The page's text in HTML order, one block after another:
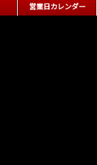
営業日カレンダー